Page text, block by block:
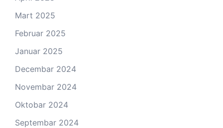
Mart 2025
Februar 2025
Januar 2025
Decembar 2024
Novembar 2024
Oktobar 2024
Septembar 2024